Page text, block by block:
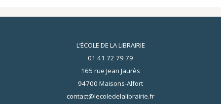
L’ÉCOLE DE LA LIBRAIRIE
01 41 72 79 79
165 rue Jean Jaurès
94700 Maisons-Alfort
contact@lecoledelalibrairie.fr